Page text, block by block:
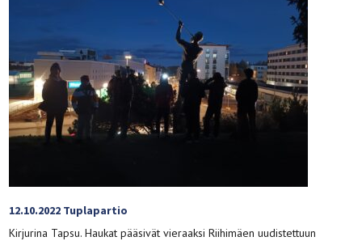
12.10.2022 Tuplapartio
Kirjurina Tapsu. Haukat pääsivät vieraaksi Riihimäen uudistettuun